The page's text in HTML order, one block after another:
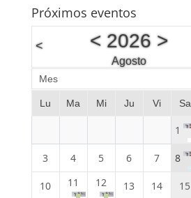
Próximos eventos
< < 2026>
Agosto
Mes
Lu Ma Mi Ju Vi Sa
1
3 4 5 6 7 8
10 11 12 13 14 15